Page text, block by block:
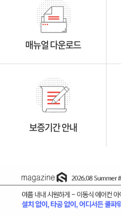
매뉴얼 다운로드
보증기간 안내